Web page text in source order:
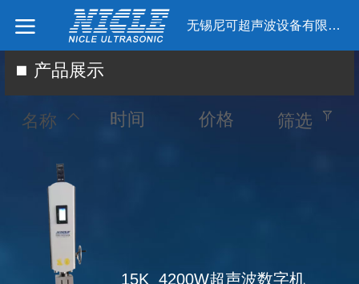
无锡尼可超声波设备有限公司
产品展示
名称 时间 价格 筛选
15K 4200W超声波数字机